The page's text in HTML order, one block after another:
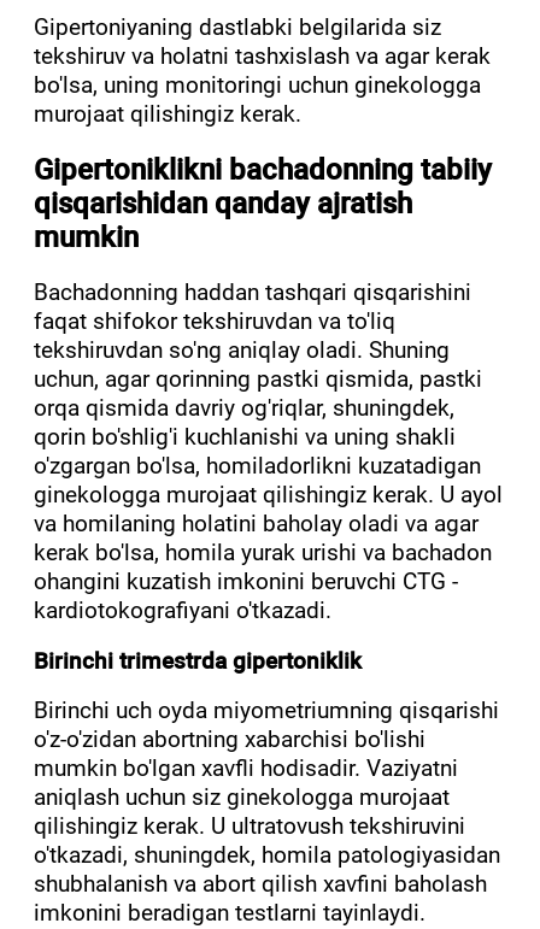
Gipertoniyaning dastlabki belgilarida siz
tekshiruv va holatni tashxislash va agar kerak
bo'lsa, uning monitoringi uchun ginekologga
murojaat qilishingiz kerak.
Gipertoniklikni bachadonning tabiiy
qisqarishidan qanday ajratish
mumkin
Bachadonning haddan tashqari qisqarishini
faqat shifokor tekshiruvdan va to'liq
tekshiruvdan so'ng aniqlay oladi. Shuning
uchun, agar qorinning pastki qismida, pastki
orqa qismida davriy og'riqlar, shuningdek,
qorin bo'shlig'i kuchlanishi va uning shakli
o'zgargan bo'lsa, homiladorlikni kuzatadigan
ginekologga murojaat qilishingiz kerak. U ayol
va homilaning holatini baholay oladi va agar
kerak bo'lsa, homila yurak urishi va bachadon
ohangini kuzatish imkonini beruvchi CTG -
kardiotokografiyani o'tkazadi.
Birinchi trimestrda gipertoniklik
Birinchi uch oyda miyometriumning qisqarishi
o'z-o'zidan abortning xabarchisi bo'lishi
mumkin bo'lgan xavfli hodisadir. Vaziyatni
aniqlash uchun siz ginekologga murojaat
qilishingiz kerak. U ultratovush tekshiruvini
o'tkazadi, shuningdek, homila patologiyasidan
shubhalanish va abort qilish xavfini baholash
imkonini beradigan testlarni tayinlaydi.